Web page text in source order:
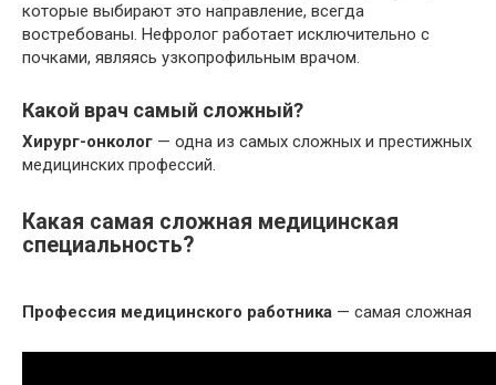
которые выбирают это направление, всегда
востребованы. Нефролог работает исключительно с
почками, являясь узкопрофильным врачом.
Какой врач самый сложный?
Хирург-онколог — одна из самых сложных и престижных
медицинских профессий.
Какая самая сложная медицинская
специальность?
Профессия медицинского работника — самая сложная